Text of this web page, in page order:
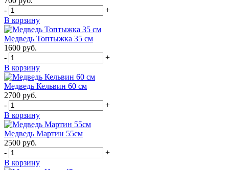
-
+
В корзину
Медведь Топтыжка 35 см
1600 руб.
-
+
В корзину
Медведь Кельвин 60 см
2700 руб.
-
+
В корзину
Медведь Мартин 55см
2500 руб.
-
+
В корзину